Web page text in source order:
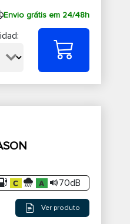
Envio grátis em 24/48h
70dB
Ver produto